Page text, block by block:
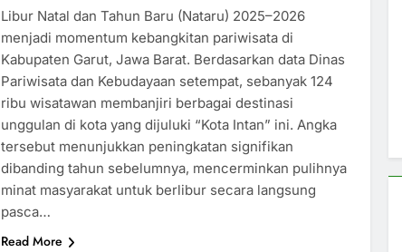
Libur Natal dan Tahun Baru (Nataru) 2025–2026
menjadi momentum kebangkitan pariwisata di
Kabupaten Garut, Jawa Barat. Berdasarkan data Dinas
Pariwisata dan Kebudayaan setempat, sebanyak 124
ribu wisatawan membanjiri berbagai destinasi
unggulan di kota yang dijuluki “Kota Intan” ini. Angka
tersebut menunjukkan peningkatan signifikan
dibanding tahun sebelumnya, mencerminkan pulihnya
minat masyarakat untuk berlibur secara langsung
pasca…
Read More